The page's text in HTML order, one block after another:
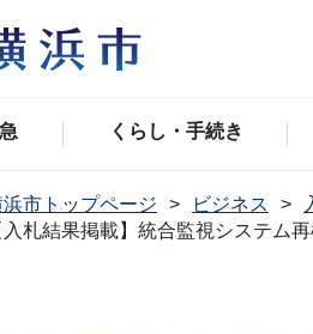
くらし・手続き
浜市トップページ ビジネス
入札結果掲載】統合監視システム